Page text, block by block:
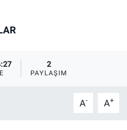
2
PAYLAŞIM
A- A+